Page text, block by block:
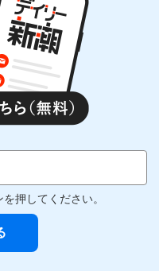
押してください。